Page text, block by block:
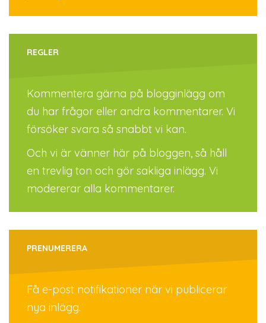
REGLER
Kommentera gärna på blogginlägg om
du har frågor eller andra kommentarer. Vi
försöker svara så snabbt vi kan.
Och vi är vänner här på bloggen, så håll
en trevlig ton och gör sakliga inlägg. Vi
modererar alla kommentarer.
PRENUMERERA
Få e-post notifikationer när vi publicerar
nya inlägg.